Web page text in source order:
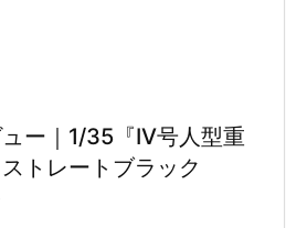
ー｜1/35『IV号人型重
トレートブラック